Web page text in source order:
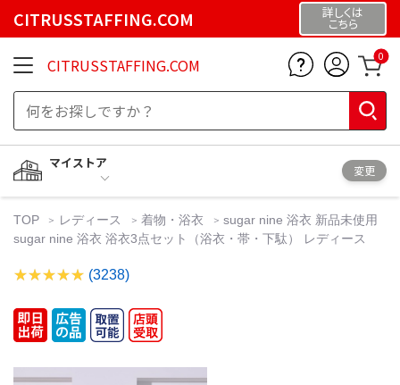
CITRUSSTAFFING.COM 詳しくは
こちら
CITRUSSTAFFING.COM 0
マイストア
変更
TOP レディース 着物・浴衣
sugar nine 浴衣 新品未使用
sugar nine 浴衣 浴衣3点セット（浴衣・帯・下駄） レディース
(3238)